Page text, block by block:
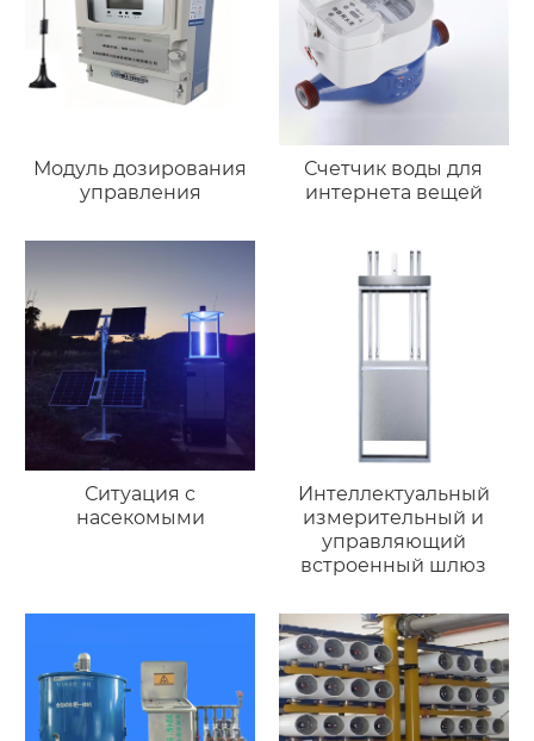
Модуль дозирования
управления
Счетчик воды для
интернета вещей
Ситуация с
насекомыми
Интеллектуальный
измерительный и
управляющий
встроенный шлюз